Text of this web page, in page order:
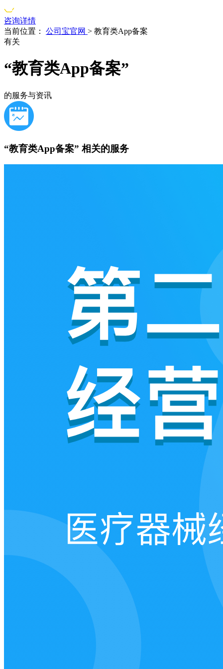
咨询详情
当前位置：
公司宝官网 > 教育类App备案
有关
“教育类App备案”
的服务与资讯
“教育类App备案” 相关的服务